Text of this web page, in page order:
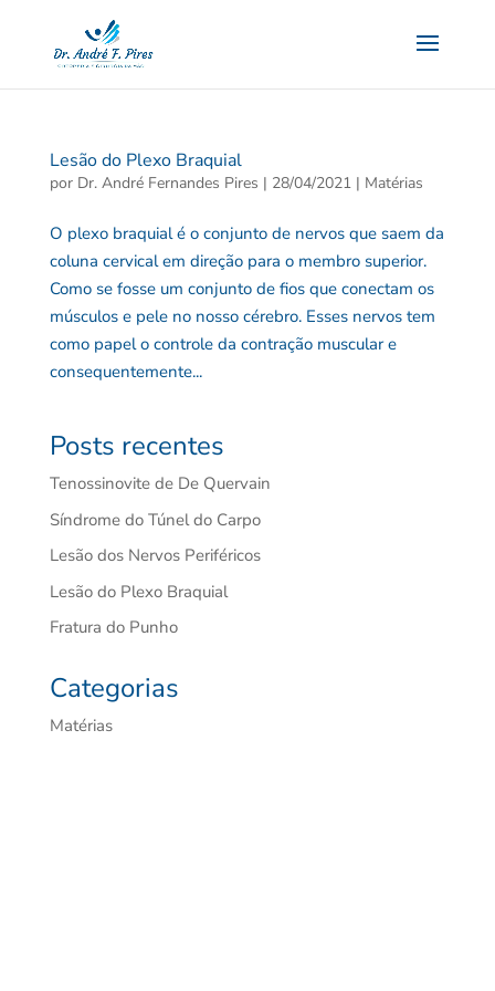
Lesão do Plexo Braquial
por Dr. André Fernandes Pires | 28/04/2021| Matérias
O plexo braquial é o conjunto de nervos que saem da
coluna cervical em direção para o membro superior.
Como se fosse um conjunto de fios que conectam os
músculos e pele no nosso cérebro. Esses nervos tem
como papel o controle da contração muscular e
consequentemente...
Posts recentes
Tenossinovite de De Quervain
Síndrome do Túnel do Carpo
Lesão dos Nervos Periféricos
Lesão do Plexo Braquial
Fratura do Punho
Categorias
Matérias